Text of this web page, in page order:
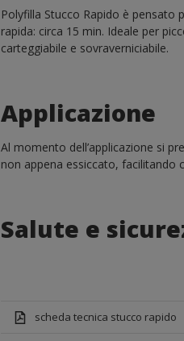
Polyfilla Stucco Rapido è pensato
rapida: circa 15 min. Ideale per
carteggiabile e sovraverniciabile.
Applicazione
Al momento dell’applicazione si
non appena essiccato, facilitando
Salute e
scheda tecnica stucco rapido